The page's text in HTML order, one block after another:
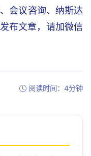
会议咨询、纳斯达
布文章，请加微信
阅读时间：4分钟